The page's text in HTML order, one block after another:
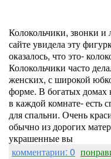
Колокольчики, звонки
сайте увидела эту
оказалось, что это-
Колокольчики часто
женских, с широкой
форме. В богатых домах
в каждой комнате- есть
для спальни. Очень
обычно из дорогих
украшенные вы
комментарии: 0